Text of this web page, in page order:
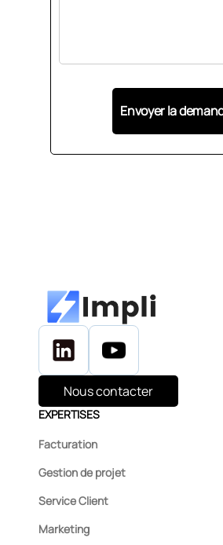
Nous contacter
EXPERTISES
Facturation
Gestion de projet
Service Client
Marketing